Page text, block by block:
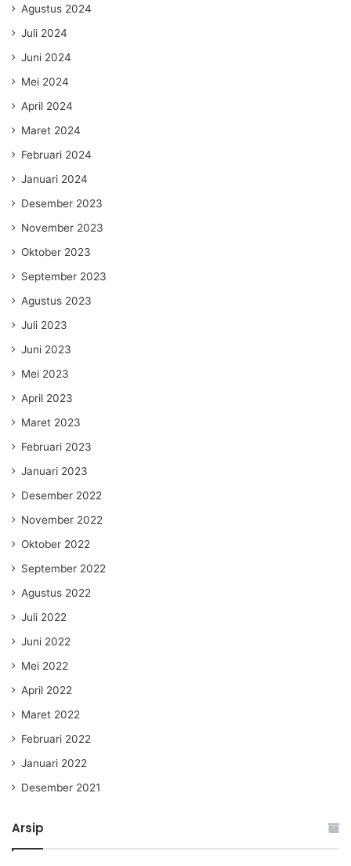
Agustus 2024
Juli 2024
Juni 2024
Mei 2024
April 2024
Maret 2024
Februari 2024
Januari 2024
Desember 2023
November 2023
Oktober 2023
September 2023
Agustus 2023
Juli 2023
Juni 2023
Mei 2023
April 2023
Maret 2023
Februari 2023
Januari 2023
Desember 2022
November 2022
Oktober 2022
September 2022
Agustus 2022
Juli 2022
Juni 2022
Mei 2022
April 2022
Maret 2022
Februari 2022
Januari 2022
Desember 2021
Arsip